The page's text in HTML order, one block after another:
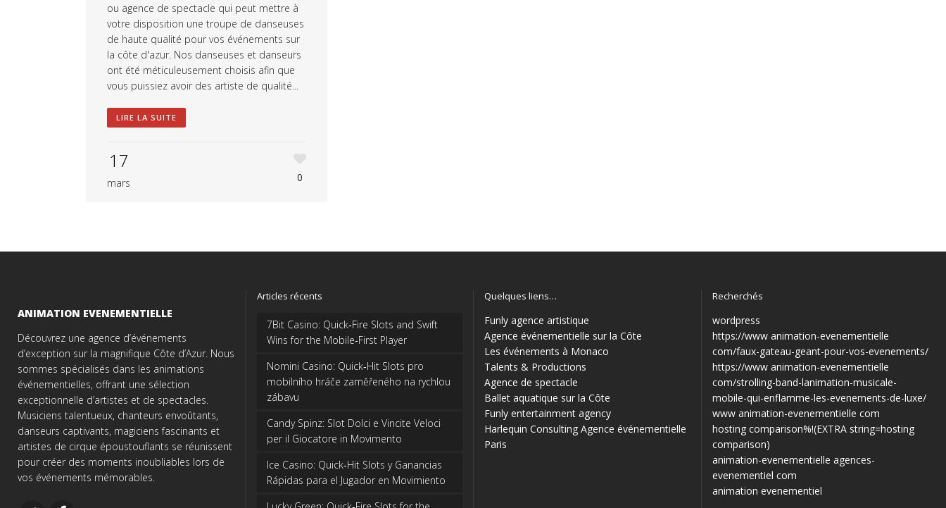
ou agence de spectacle qui peut mettre à
votre disposition une troupe de danseuses
de haute qualité pour vos événements sur
la côte d'azur. Nos danseuses et danseurs
ont été méticuleusement choisis afin que
vous puissiez avoir des artiste de qualité...
LIRE LA SUITE
17
mars 0
ANIMATION EVENEMENTIELLE
Découvrez une agence d’événements
d’exception sur la magnifique Côte d’Azur. Nous
sommes spécialisés dans les animations
événementielles, offrant une sélection
exceptionnelle d’artistes et de spectacles.
Musiciens talentueux, chanteurs envoûtants,
danseurs captivants, magiciens fascinants et
artistes de cirque époustouflants se réunissent
pour créer des moments inoubliables lors de
vos événements mémorables.
Articles récents
7Bit Casino: Quick‑Fire Slots and Swift
Wins for the Mobile‑First Player
Nomini Casino: Quick‑Hit Slots pro
mobilního hráče zaměřeného na rychlou
zábavu
Candy Spinz: Slot Dolci e Vincite Veloci
per il Giocatore in Movimento
Ice Casino: Quick‑Hit Slots y Ganancias
Rápidas para el Jugador en Movimiento
Quelques liens…
Funly agence artistique
Agence événementielle sur la Côte
Les événements à Monaco
Talents & Productions
Agence de spectacle
Ballet aquatique sur la Côte
Funly entertainment agency
Harlequin Consulting Agence événementielle
Paris
Recherchés
wordpress
https://www animation-evenementielle
com/faux-gateau-geant-pour-vos-evenements/
https://www animation-evenementielle
com/strolling-band-lanimation-musicale-
mobile-qui-enflamme-les-evenements-de-luxe/
www animation-evenementielle com
hosting comparison%!(EXTRA string=hosting
comparison)
animation-evenementielle agences-
evenementiel com
animation evenementiel